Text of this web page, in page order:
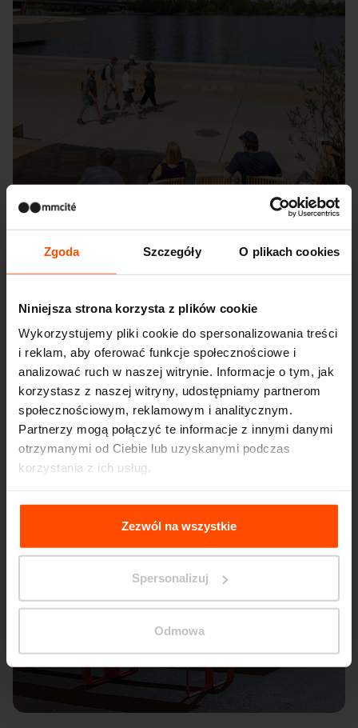
Zgoda Szczegóły O plikach cookies
Niniejsza strona korzysta z plików cookie
Wykorzystujemy pliki cookie do spersonalizowania treści
i reklam, aby oferować funkcje społecznościowe i
analizować ruch w naszej witrynie. Informacje o tym, jak
korzystasz z naszej witryny, udostępniamy partnerom
społecznościowym, reklamowym i analitycznym.
Partnerzy mogą połączyć te informacje z innymi danymi
otrzymanymi od Ciebie lub uzyskanymi podczas
korzystania z ich usług.
Więcej informacji można znaleźć na stroniePrinciples
Relating to the Processing Personal Data
Zezwól na wszystkie
Spersonalizuj
Odmowa
Seattle – Popup park